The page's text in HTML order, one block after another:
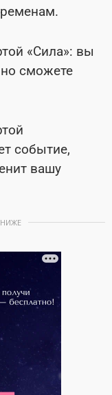
«Сила»: вы
сможете
событие,
вашу